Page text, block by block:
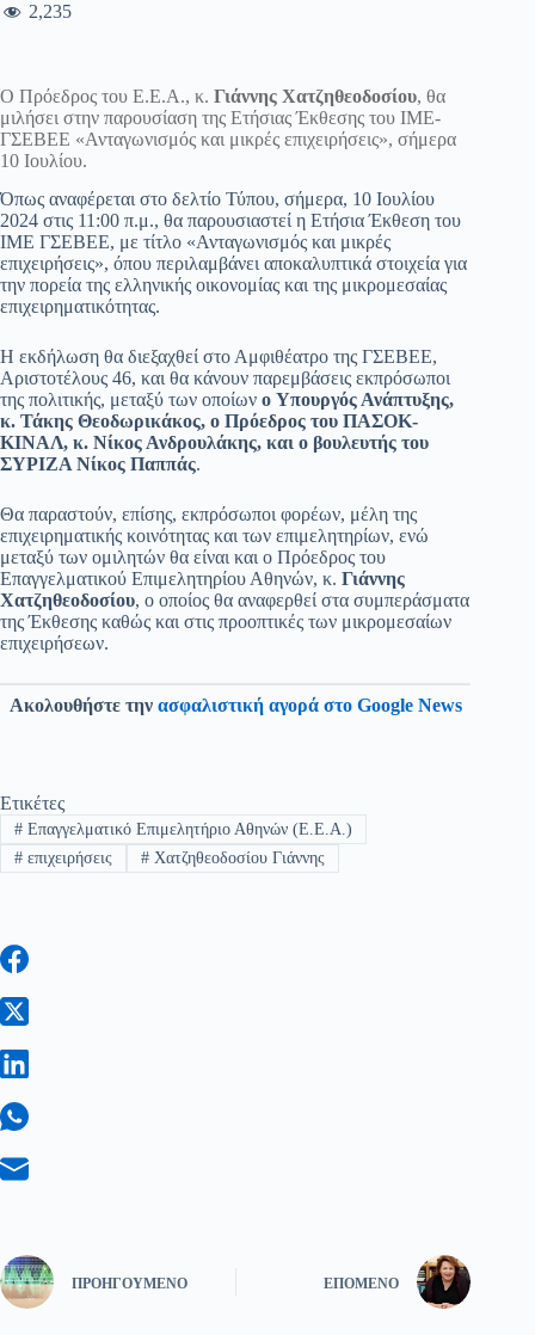
2,235
Ο Πρόεδρος του Ε.Ε.Α., κ. Γιάννης Χατζηθεοδοσίου, θα
μιλήσει στην παρουσίαση της Ετήσιας Έκθεσης του ΙΜΕ-
ΓΣΕΒΕΕ «Ανταγωνισμός και μικρές επιχειρήσεις», σήμερα
10 Ιουλίου.
Όπως αναφέρεται στο δελτίο Τύπου, σήμερα, 10 Ιουλίου
2024 στις 11:00 π.μ., θα παρουσιαστεί η Ετήσια Έκθεση του
ΙΜΕ ΓΣΕΒΕΕ, με τίτλο «Ανταγωνισμός και μικρές
επιχειρήσεις», όπου περιλαμβάνει αποκαλυπτικά στοιχεία για
την πορεία της ελληνικής οικονομίας και της μικρομεσαίας
επιχειρηματικότητας.
Η εκδήλωση θα διεξαχθεί στο Αμφιθέατρο της ΓΣΕΒΕΕ,
Αριστοτέλους 46, και θα κάνουν παρεμβάσεις εκπρόσωποι
της πολιτικής, μεταξύ των οποίων ο Υπουργός Ανάπτυξης,
κ. Τάκης Θεοδωρικάκος, ο Πρόεδρος του ΠΑΣΟΚ-
ΚΙΝΑΛ, κ. Νίκος Ανδρουλάκης, και ο βουλευτής του
ΣΥΡΙΖΑ Νίκος Παππάς.
Θα παραστούν, επίσης, εκπρόσωποι φορέων, μέλη της
επιχειρηματικής κοινότητας και των επιμελητηρίων, ενώ
μεταξύ των ομιλητών θα είναι και ο Πρόεδρος του
Επαγγελματικού Επιμελητηρίου Αθηνών, κ. Γιάννης
Χατζηθεοδοσίου, ο οποίος θα αναφερθεί στα συμπεράσματα
της Έκθεσης καθώς και στις προοπτικές των μικρομεσαίων
επιχειρήσεων.
Ακολουθήστε την ασφαλιστική αγορά στο Google News
Ετικέτες
#Επαγγελματικό Επιμελητήριο Αθηνών (Ε.Ε.Α.)
#επιχειρήσεις #Χατζηθεοδοσίου Γιάννης
ΠΡΟΗΓΟΎΜΕΝΟ ΕΠΌΜΕΝΟ